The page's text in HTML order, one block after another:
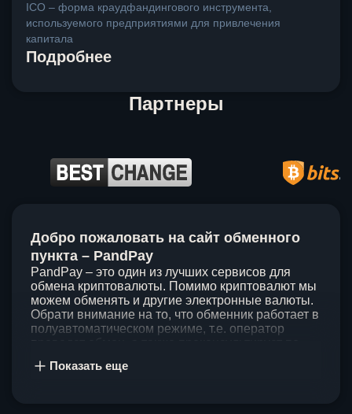
ICO – форма краудфандингового инструмента,
используемого предприятиями для привлечения
капитала
Подробнее
Партнеры
Добро пожаловать на сайт обменного
пункта – PandPay
PandPay – это один из лучших сервисов для
обмена криптовалюты. Помимо криптовалют мы
можем обменять и другие электронные валюты.
Обрати внимание на то, что обменник работает в
полуавтоматическом режиме, т.е. оператор
клиентов, поэтому стараемся проводить обмены
Показать еще